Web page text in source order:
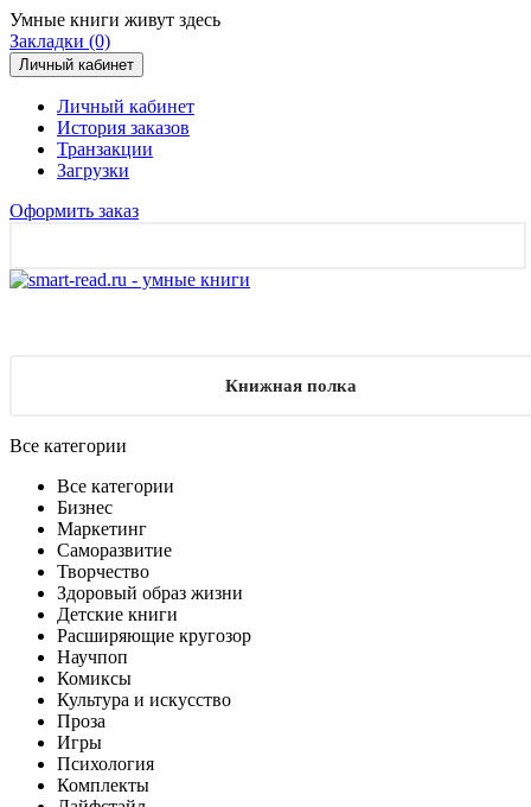
Умные книги живут здесь
Закладки (0)
Личный кабинет
Личный кабинет
История заказов
Транзакции
Загрузки
Оформить заказ
Книжная полка
Все категории
Все категории
Бизнес
Маркетинг
Саморазвитие
Творчество
Здоровый образ жизни
Детские книги
Расширяющие кругозор
Научпоп
Комиксы
Культура и искусство
Проза
Игры
Психология
Комплекты